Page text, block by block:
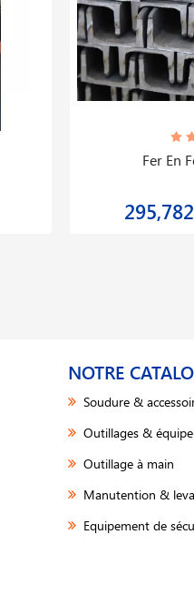
Fer En
NOTRE
Soudure &
Outillages &
Outillage à main
Manutention &
Equipement de